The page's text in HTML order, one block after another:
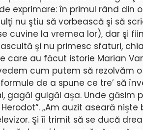
exprimare: în primul rând din
nu ştiu să vorbească şi să
cuvine la vremea lor), dar şi
şi nu primesc sfaturi,
care au făcut istorie Marian
cum putem să rezolvăm
de a spune ce tre’ să
gagăl gulgăl aşa. Unde găsim
„Am auzit aseară nişte
Şi îi trimit să se ducă